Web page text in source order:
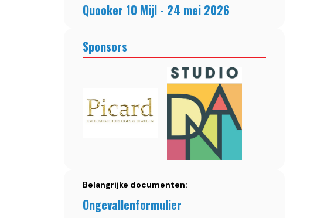
Quooker 10 Mijl - 24 mei 2026
Sponsors
Belangrijke documenten:
Ongevallenformulier